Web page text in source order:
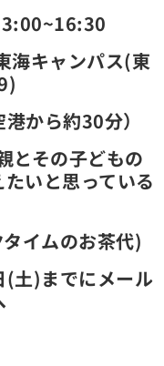
海キャンパス(東
から約30分）
とその子どもの
いと思っている
イムのお茶代)
土)までにメール